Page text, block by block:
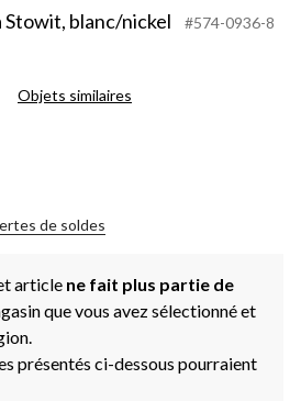
Stowit, blanc/nickel #574-0936-8
Objets similaires
de soldes
article ne fait plus partie de
que vous avez sélectionné et
présentés ci-dessous pourraient